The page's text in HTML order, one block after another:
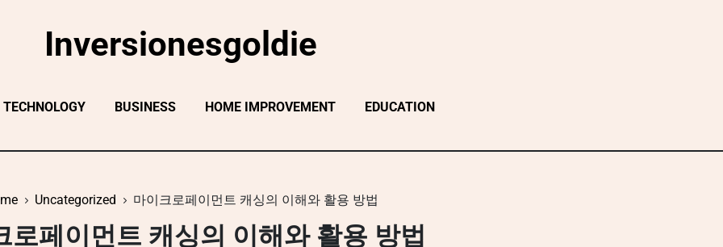
Inversionesgoldie
TECHNOLOGY BUSINESS HOME IMPROVEMENT EDUCATION
Uncategorized 마이크로페이먼트 캐싱의 이해와 활용 방법
로페이먼트 캐싱의 이해와 활용 방법